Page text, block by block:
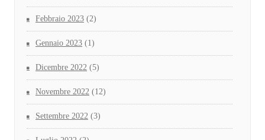
Febbraio 2023 (2)
Gennaio 2023 (1)
Dicembre 2022 (5)
Novembre 2022 (12)
Settembre 2022 (3)